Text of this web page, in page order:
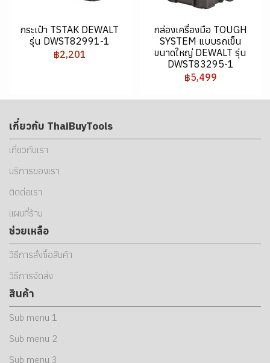
กระเป๋า TSTAK DEWALT
รุ่น DWST82991-1
฿2,201
กล่องเครื่องมือ TOUGH
SYSTEM แบบรถเข็น
ขนาดใหญ่ DEWALT รุ่น
DWST83295-1
฿5,499
เกี่ยวกับ ThaiBuyTools
เกี่ยวกับเรา
บริการของเรา
ติดต่อเรา
แผนที่ร้าน
ช่วยเหลือ
วิธีการสั่งซื้อสินค้า
วิธีการจัดส่ง
สินค้า
Sub menu 1
Sub menu 2
Sub menu 3